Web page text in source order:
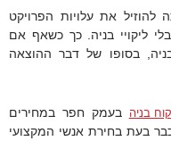
להוזיל את עלויות הפרויקט
ליקויי בניה. כך כשאף אם
בסופו של דבר ההוצאה
בניה בעמק חפר במחירים
בעת בחירת אנשי המקצועי